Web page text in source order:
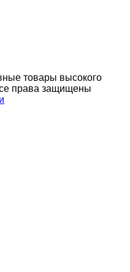
товары высокого
права защищены